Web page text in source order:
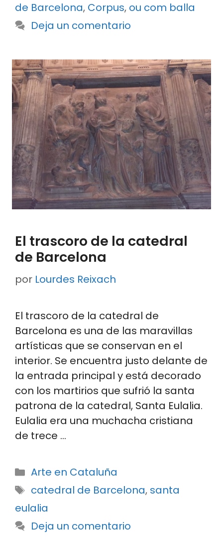
de Barcelona, Corpus, ou com balla
Deja un comentario
El trascoro de la catedral
de Barcelona
por Lourdes Reixach
El trascoro de la catedral de
Barcelona es una de las maravillas
artísticas que se conservan en el
interior. Se encuentra justo delante de
la entrada principal y está decorado
con los martirios que sufrió la santa
patrona de la catedral, Santa Eulalia.
Eulalia era una muchacha cristiana
de trece …
Categorías
Arte en Cataluña
Etiquetas
catedral de Barcelona, santa
eulalia
Deja un comentario